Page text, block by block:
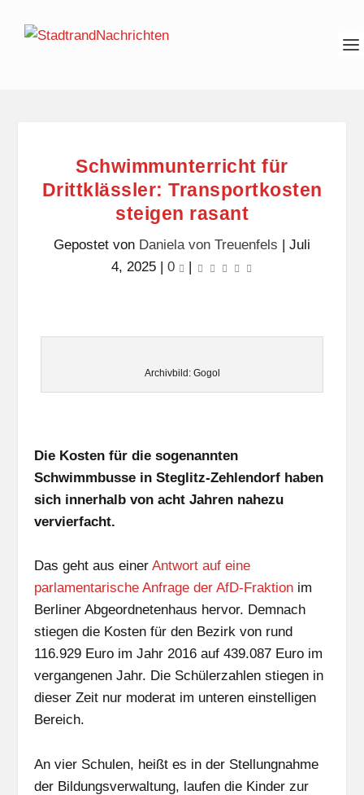
Schwimmunterricht für
Drittklässler: Transportkosten
steigen rasant
Gepostet von Daniela von Treuenfels | Juli
4, 2025 | 0 |
Archivbild: Gogol
Die Kosten für die sogenannten
Schwimmbusse in Steglitz-Zehlendorf haben
sich innerhalb von acht Jahren nahezu
vervierfacht.
Das geht aus einerAntwort auf eine
parlamentarische Anfrage der AfD-Fraktion im
Berliner Abgeordnetenhaus hervor. Demnach
stiegen die Kosten für den Bezirk von rund
116.929 Euro im Jahr 2016 auf 439.087 Euro im
vergangenen Jahr. Die Schülerzahlen stiegen in
dieser Zeit nur moderat im unteren einstelligen
Bereich.
An vier Schulen, heißt es in der Stellungnahme
der Bildungsverwaltung, laufen die Kinder zur